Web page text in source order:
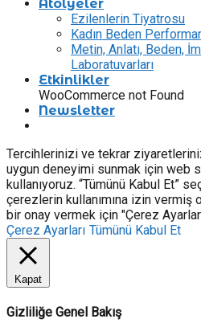
Atölyeler
Ezilenlerin Tiyatrosu
Kadın Beden
Metin, Anlatı, Beden,
Laboratuvarları
Etkinlikler
WooCommerce not Found
Newsletter
Tercihlerinizi ve tekrar
uygun deneyimi sunmak için web
kullanıyoruz. “Tümünü Kabul Et”
çerezlerin kullanımına izin vermiş
bir onay vermek için "Çerez
Çerez Ayarları Tümünü Kabul Et
Kapat
Gizliliğe Genel Bakış